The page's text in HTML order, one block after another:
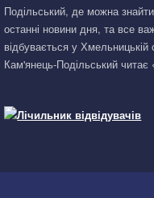
Подільський, де можна
останні новини дня, та все
відбувається у Хмельницькій
Кам'янець-Подільський